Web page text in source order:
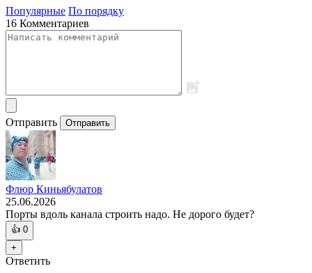
Популярные По порядку
16 Комментариев
Отправить Отправить
Флюр Киньябулатов
25.06.2026
Порты вдоль канала строить надо. Не дорого будет?
👍 0
+
Ответить